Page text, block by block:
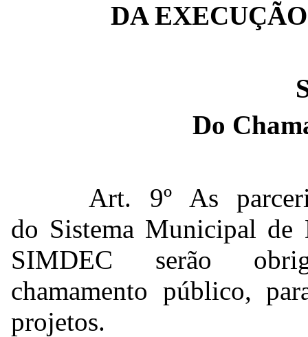
DA
Do
Art. 9º As
do Sistema Municipal de
SIMDEC serão
chamamento público,
projetos.